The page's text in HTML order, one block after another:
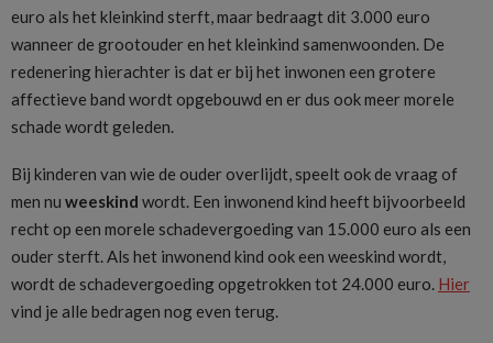
euro als het kleinkind sterft, maar bedraagt dit 3.000 euro
wanneer de grootouder en het kleinkind samenwoonden. De
redenering hierachter is dat er bij het inwonen een grotere
affectieve band wordt opgebouwd en er dus ook meer morele
schade wordt geleden.
Bij kinderen van wie de ouder overlijdt, speelt ook de vraag of
men nu weeskind wordt. Een inwonend kind heeft bijvoorbeeld
recht op een morele schadevergoeding van 15.000 euro als een
ouder sterft. Als het inwonend kind ook een weeskind wordt,
wordt de schadevergoeding opgetrokken tot 24.000 euro. Hier
vind je alle bedragen nog even terug.